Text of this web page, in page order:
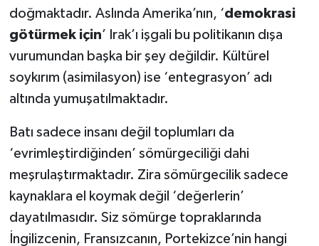
doğmaktadır. Aslında Amerika’nın, ‘demokrasi
götürmek için’ Irak’ı işgali bu politikanın dışa
vurumundan başka bir şey değildir. Kültürel
soykırım (asimilasyon) ise ‘entegrasyon’ adı
altında yumuşatılmaktadır.
Batı sadece insanı değil toplumları da
‘evrimleştirdiğinden’ sömürgeciliği dahi
meşrulaştırmaktadır. Zira sömürgecilik sadece
kaynaklara el koymak değil ‘değerlerin’
dayatılmasıdır. Siz sömürge topraklarında
İngilizcenin, Fransızcanın, Portekizce’nin hangi